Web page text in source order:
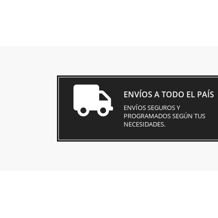
ENVÍOS A TODO EL PAÍS
ENVÍOS SEGUROS Y
PROGRAMADOS SEGÚN TUS
NECESIDADES.